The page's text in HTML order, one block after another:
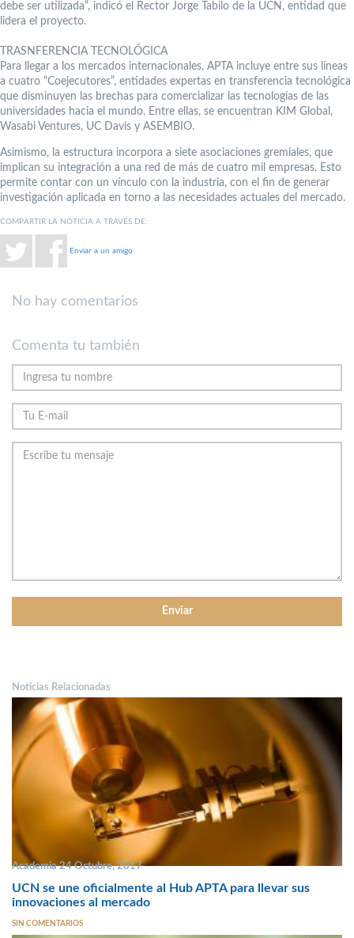
debe ser utilizada”, indicó el Rector Jorge Tabilo de la UCN, entidad que
lidera el proyecto.
TRASNFERENCIA TECNOLÓGICA
Para llegar a los mercados internacionales, APTA incluye entre sus líneas
a cuatro “Coejecutores”, entidades expertas en transferencia tecnológica
que disminuyen las brechas para comercializar las tecnologías de las
universidades hacia el mundo. Entre ellas, se encuentran KIM Global,
Wasabi Ventures, UC Davis y ASEMBIO.
Asimismo, la estructura incorpora a siete asociaciones gremiales, que
implican su integración a una red de más de cuatro mil empresas. Esto
permite contar con un vínculo con la industria, con el fin de generar
investigación aplicada en torno a las necesidades actuales del mercado.
COMPARTIR LA NOTICIA A TRAVÉS DE:
Enviar a un amigo
No hay comentarios
Comenta tu también
Noticias Relacionadas
Academia 24 Octubre, 2017
UCN se une oficialmente al Hub APTA para llevar sus
innovaciones al mercado
SIN COMENTARIOS